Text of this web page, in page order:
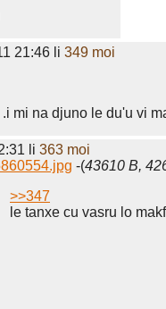
21:46 li 349 moi
mi na djuno le du'u vi
li 363 moi
-(43610 B,
>>347
le tanxe cu vasru lo